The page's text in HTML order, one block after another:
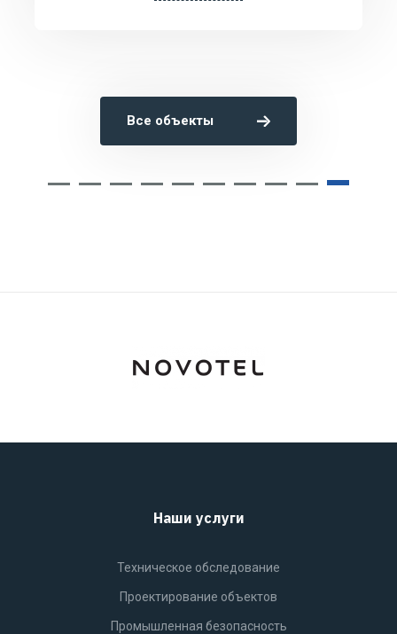
Все объекты
Наши услуги
Техническое обследование
Проектирование объектов
Промышленная безопасность